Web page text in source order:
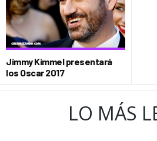
VIDA
SOCIEDAD
CULTURIZANDO.COM
Jimmy Kimmel presentará
los Oscar 2017
LO MÁS